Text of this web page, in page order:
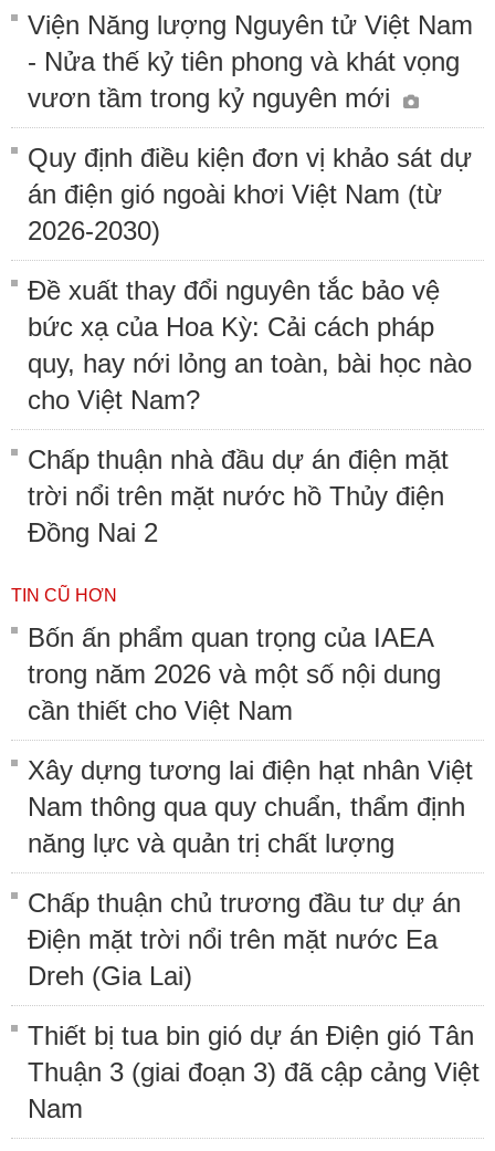
Viện Năng lượng Nguyên tử Việt Nam
- Nửa thế kỷ tiên phong và khát vọng
vươn tầm trong kỷ nguyên mới
Quy định điều kiện đơn vị khảo sát dự
án điện gió ngoài khơi Việt Nam (từ
2026-2030)
Đề xuất thay đổi nguyên tắc bảo vệ
bức xạ của Hoa Kỳ: Cải cách pháp
quy, hay nới lỏng an toàn, bài học nào
cho Việt Nam?
Chấp thuận nhà đầu dự án điện mặt
trời nổi trên mặt nước hồ Thủy điện
Đồng Nai 2
TIN CŨ HƠN
Bốn ấn phẩm quan trọng của IAEA
trong năm 2026 và một số nội dung
cần thiết cho Việt Nam
Xây dựng tương lai điện hạt nhân Việt
Nam thông qua quy chuẩn, thẩm định
năng lực và quản trị chất lượng
Chấp thuận chủ trương đầu tư dự án
Điện mặt trời nổi trên mặt nước Ea
Dreh (Gia Lai)
Thiết bị tua bin gió dự án Điện gió Tân
Thuận 3 (giai đoạn 3) đã cập cảng Việt
Nam